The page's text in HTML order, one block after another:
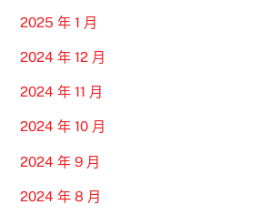
2025 年 1 月
2024 年 12 月
2024 年 11 月
2024 年 10 月
2024 年 9 月
2024 年 8 月